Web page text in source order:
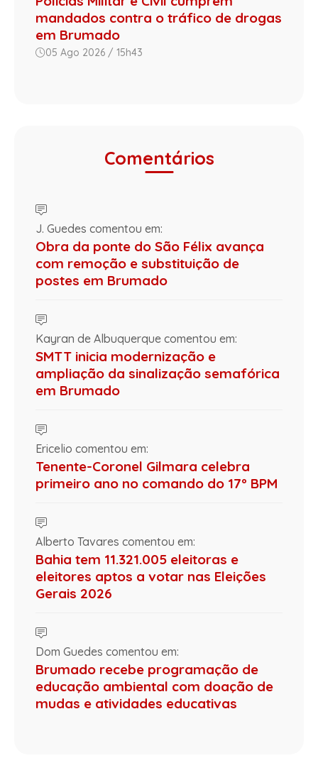
mandados contra o tráfico de drogas
em Brumado
05 Ago 2026 / 15h43
Comentários
J. Guedes comentou em:
Obra da ponte do São Félix avança
com remoção e substituição de
postes em Brumado
Kayran de Albuquerque comentou em:
SMTT inicia modernização e
ampliação da sinalização semafórica
em Brumado
Ericelio comentou em:
Tenente-Coronel Gilmara celebra
primeiro ano no comando do 17º BPM
Alberto Tavares comentou em:
Bahia tem 11.321.005 eleitoras e
eleitores aptos a votar nas Eleições
Gerais 2026
Dom Guedes comentou em:
Brumado recebe programação de
educação ambiental com doação de
mudas e atividades educativas